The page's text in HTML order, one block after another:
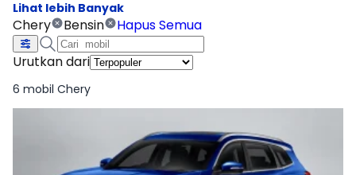
Chery Bensin
Hapus Semua
Urutkan dari
6 mobil Chery